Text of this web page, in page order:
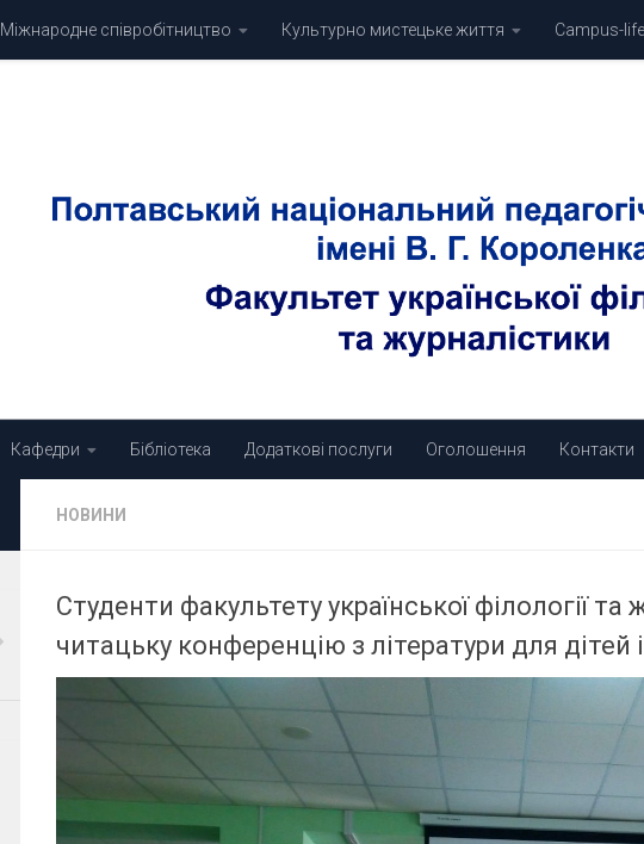
Міжнародне співробітництво Культурно мистецьке життя Campus-life
Кафедри Бібліотека Додаткові послуги Оголошення Контакти
НОВИНИ
Студенти факультету української філології
читацьку конференцію з літератури для дітей